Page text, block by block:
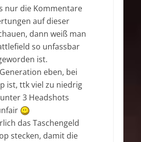
nur die Kommentare
auf dieser
dann weiß man
so unfassbar
ist.
eben, bei
ist, ttk viel zu niedrig
3 Headshots
das Taschengeld
stecken, damit die